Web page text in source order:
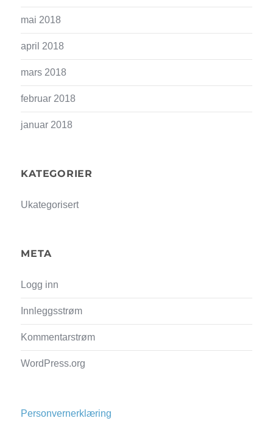
mai 2018
april 2018
mars 2018
februar 2018
januar 2018
KATEGORIER
Ukategorisert
META
Logg inn
Innleggsstrøm
Kommentarstrøm
WordPress.org
Personvernerklæring